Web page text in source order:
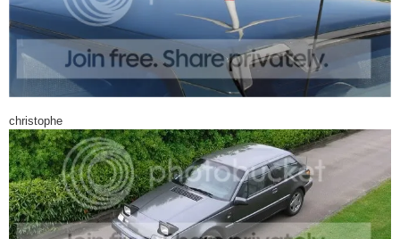
christophe